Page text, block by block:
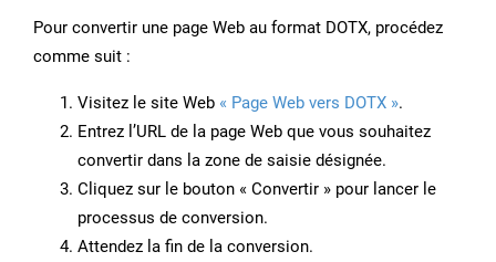
Pour convertir une page Web au format DOTX, procédez
comme suit :
Visitez le site Web « Page Web vers DOTX ».
Entrez l’URL de la page Web que vous souhaitez
convertir dans la zone de saisie désignée.
Cliquez sur le bouton « Convertir » pour lancer le
processus de conversion.
Attendez la fin de la conversion.